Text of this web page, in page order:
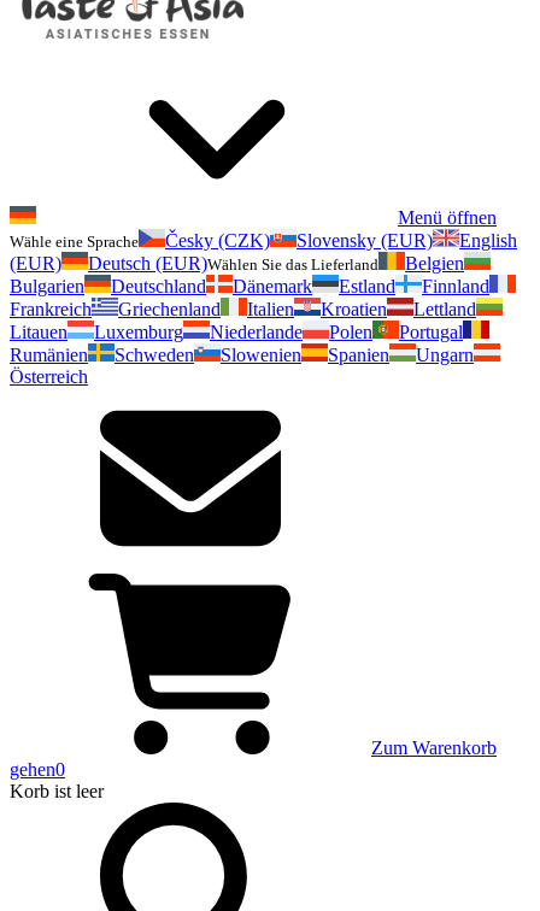
Menü öffnen
Wähle eine Sprache Česky (CZK) Slovensky (EUR)
English
(EUR)
Deutsch (EUR)Wählen Sie das Lieferland
Belgien
Bulgarien
Deutschland Dänemark Estland
Finnland
Frankreich
Griechenland Italien Kroatien
Lettland
Litauen
Luxemburg Niederlande Polen
Portugal
Rumänien
Schweden Slowenien Spanien
Ungarn
Österreich
Zum Warenkorb
gehen0
Korb ist leer